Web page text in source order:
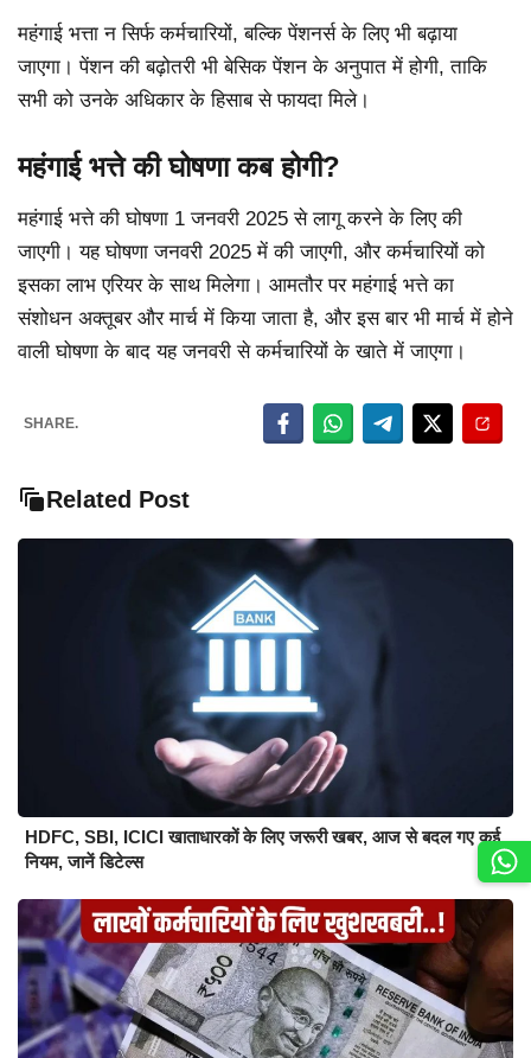
महंगाई भत्ता न सिर्फ कर्मचारियों, बल्कि पेंशनर्स के लिए भी बढ़ाया
जाएगा। पेंशन की बढ़ोतरी भी बेसिक पेंशन के अनुपात में होगी, ताकि
सभी को उनके अधिकार के हिसाब से फायदा मिले।
महंगाई भत्ते की घोषणा कब होगी?
महंगाई भत्ते की घोषणा 1 जनवरी 2025 से लागू करने के लिए की
जाएगी। यह घोषणा जनवरी 2025 में की जाएगी, और कर्मचारियों को
इसका लाभ एरियर के साथ मिलेगा। आमतौर पर महंगाई भत्ते का
संशोधन अक्तूबर और मार्च में किया जाता है, और इस बार भी मार्च में होने
वाली घोषणा के बाद यह जनवरी से कर्मचारियों के खाते में जाएगा।
SHARE.
Related Post
HDFC, SBI, ICICI खाताधारकों के लिए जरूरी खबर, आज से बदल गए कई
नियम, जानें डिटेल्स